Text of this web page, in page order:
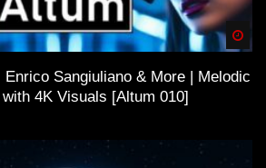
Enrico Sangiuliano & More | Melodic
4K Visuals [Altum 010]